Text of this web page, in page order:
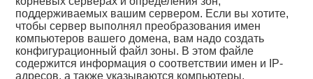
поддерживаемых вашим сервером. Если вы хотите,
чтобы сервер выполнял преобразования имен
компьютеров вашего домена, вам надо создать
конфигурационный файл зоны. В этом файле
содержится информация о соответствии имен и IP-
адресов, а также указываются компьютеры,